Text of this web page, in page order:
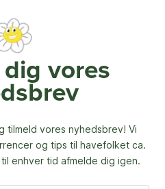
vores
tilmeld vores nyhedsbrev! Vi
og tips til havefolket ca.
enhver tid afmelde dig igen.